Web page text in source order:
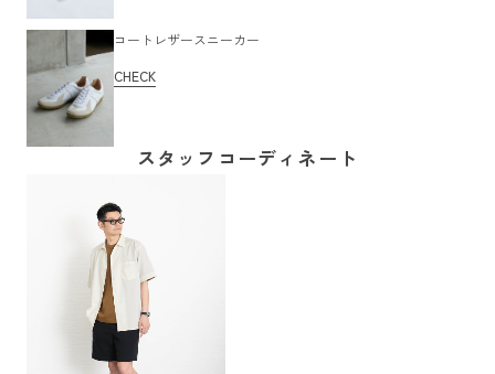
コートレザースニーカー
CHECK
スタッフコーディネート